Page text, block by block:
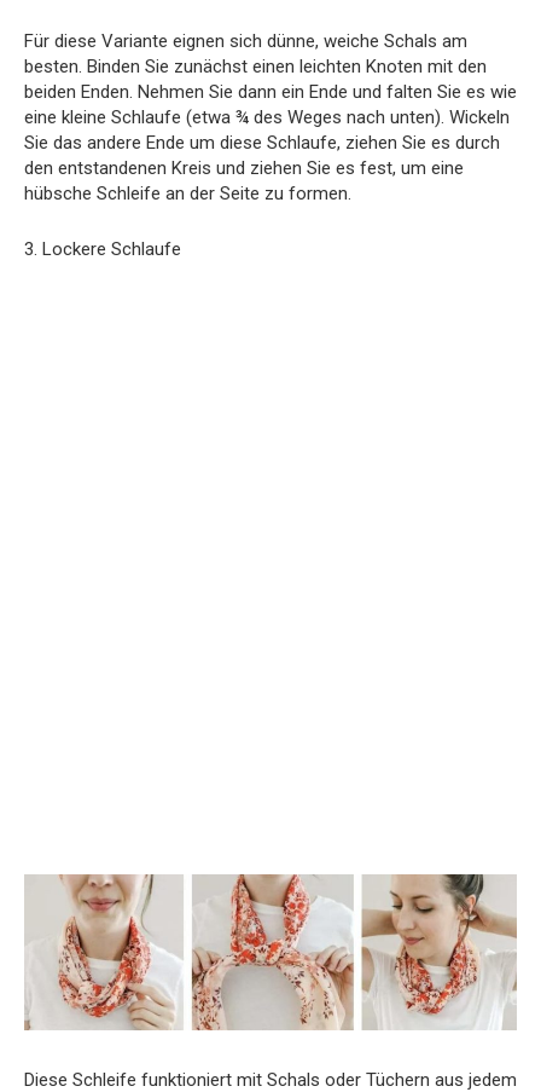
Für diese Variante eignen sich dünne, weiche Schals am
besten. Binden Sie zunächst einen leichten Knoten mit den
beiden Enden. Nehmen Sie dann ein Ende und falten Sie es wie
eine kleine Schlaufe (etwa ¾ des Weges nach unten). Wickeln
Sie das andere Ende um diese Schlaufe, ziehen Sie es durch
den entstandenen Kreis und ziehen Sie es fest, um eine
hübsche Schleife an der Seite zu formen.
3. Lockere Schlaufe
Diese Schleife funktioniert mit Schals oder Tüchern aus jedem